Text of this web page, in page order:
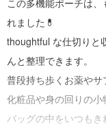
れました💊
thoughtful な仕切りと
んと整理できます。
普段持ち歩くお薬やサ
化粧品や身の回りの小
バッグの中をいつもき